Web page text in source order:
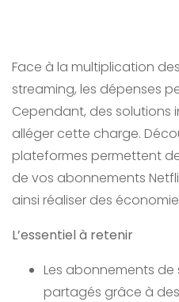
Face à la multiplication
streaming, les dépenses
Cependant, des solutions
alléger cette charge.
plateformes permettent
de vos abonnements
ainsi réaliser des
L’essentiel à retenir
Les abonnements
partagés grâce à